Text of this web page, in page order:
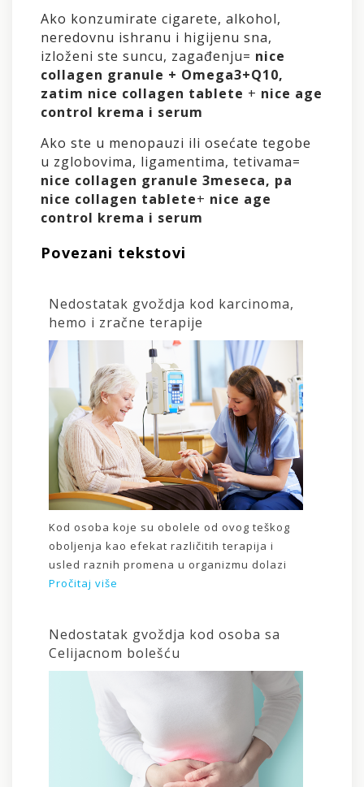
Ako konzumirate cigarete, alkohol,
neredovnu ishranu i higijenu sna,
izloženi ste suncu, zagađenju= nice
collagen granule + Omega3+Q10,
zatim nice collagen tablete + nice age
control krema i serum
Ako ste u menopauzi ili osećate tegobe
u zglobovima, ligamentima, tetivama=
nice collagen granule 3meseca, pa
nice collagen tablete+ nice age
control krema i serum
Povezani tekstovi
Nedostatak gvoždja kod karcinoma,
hemo i zračne terapije
Kod osoba koje su obolele od ovog teškog
oboljenja kao efekat različitih terapija i
usled raznih promena u organizmu dolazi
Pročitaj više
Nedostatak gvoždja kod osoba sa
Celijacnom bolešću